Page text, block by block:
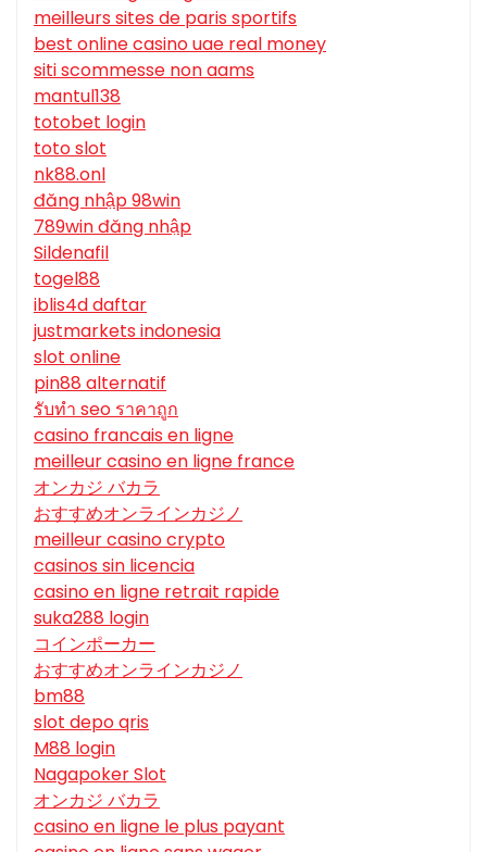
meilleurs sites de paris sportifs
best online casino uae real money
siti scommesse non aams
mantul138
totobet login
toto slot
nk88.onl
đăng nhập 98win
789win đăng nhập
Sildenafil
togel88
iblis4d daftar
justmarkets indonesia
slot online
pin88 alternatif
รับทํา seo ราคาถูก
casino francais en ligne
meilleur casino en ligne france
オンカジ バカラ
おすすめオンラインカジノ
meilleur casino crypto
casinos sin licencia
casino en ligne retrait rapide
suka288 login
コインポーカー
おすすめオンラインカジノ
bm88
slot depo qris
M88 login
Nagapoker Slot
オンカジ バカラ
casino en ligne le plus payant